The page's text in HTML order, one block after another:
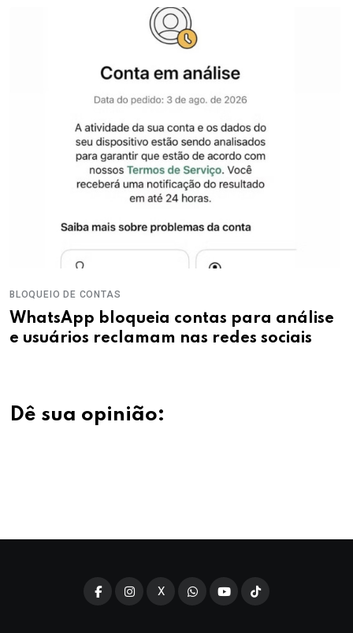
BLOQUEIO DE CONTAS
WhatsApp bloqueia contas para análise
e usuários reclamam nas redes sociais
Dê sua opinião:
X